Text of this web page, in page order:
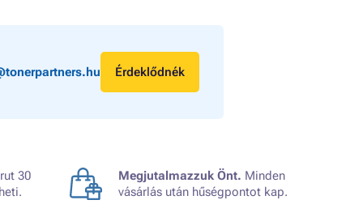
Érdeklődnék
30
Megjutalmazzuk Önt. Minden
vásárlás után hűségpontot kap.